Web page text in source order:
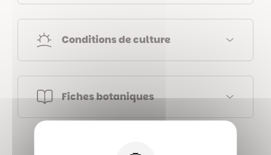
Conditions de culture
Fiches botaniques